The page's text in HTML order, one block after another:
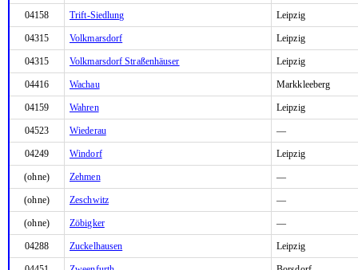
04158 Trift-Siedlung Leipzig
04315 Volkmarsdorf Leipzig
04315 Volkmarsdorf Straßenhäuser Leipzig
04416 Wachau Markkleeberg
04159 Wahren Leipzig
04523 Wiederau —
04249 Windorf Leipzig
(ohne) Zehmen —
(ohne) Zeschwitz —
(ohne) Zöbigker —
04288 Zuckelhausen Leipzig